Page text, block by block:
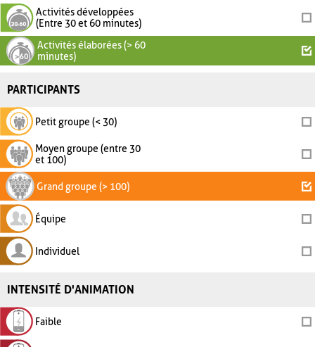
Activités développées
(Entre 30 et 60 minutes)
Activités élaborées (> 60
minutes)
PARTICIPANTS
Petit groupe (< 30)
Moyen groupe (entre 30
et 100)
Grand groupe (> 100)
Équipe
Individuel
INTENSITÉ D'ANIMATION
Faible